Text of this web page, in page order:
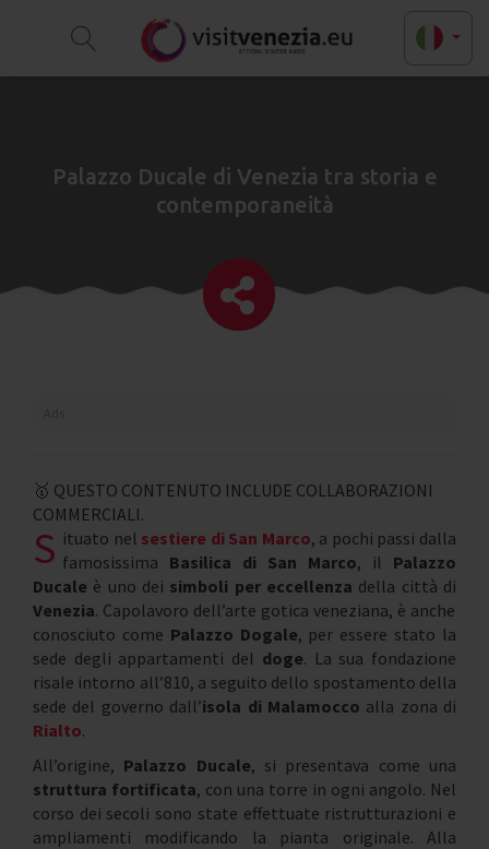
Palazzo Ducale di Venezia tra storia e
contemporaneità
🥇 QUESTO CONTENUTO INCLUDE COLLABORAZIONI
COMMERCIALI.
S ituato nel sestiere di San Marco, a pochi passi dalla
famosissima Basilica di San Marco, il Palazzo
Ducale è uno dei simboli per eccellenza della città di
Venezia. Capolavoro dell’arte gotica veneziana, è anche
conosciuto come Palazzo Dogale, per essere stato la
sede degli appartamenti del doge. La sua fondazione
risale intorno all’810, a seguito dello spostamento della
sede del governo dall’isola di Malamocco alla zona di
Rialto.
All’origine, Palazzo Ducale, si presentava come una
struttura fortificata, con una torre in ogni angolo. Nel
corso dei secoli sono state effettuate ristrutturazioni e
ampliamenti modificando la pianta originale. Alla